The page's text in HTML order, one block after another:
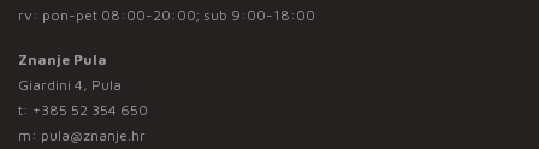
rv: pon-pet 08:00-20:00; sub 9:00-18:00
Znanje Pula
Giardini 4, Pula
t: +385 52 354 650
m: pula@znanje.hr